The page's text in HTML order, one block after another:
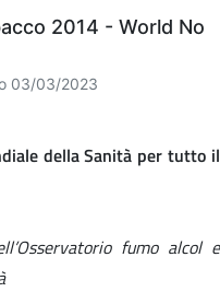
2014 - World No
03/03/2023
della Sanità per tutto il
fumo alcol e